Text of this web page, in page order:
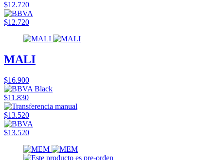
$12.720
$12.720
MALI
$16.900
$11.830
$13.520
$13.520